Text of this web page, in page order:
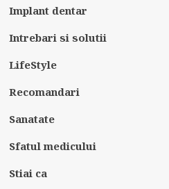
Implant dentar
Intrebari si solutii
LifeStyle
Recomandari
Sanatate
Sfatul medicului
Stiai ca